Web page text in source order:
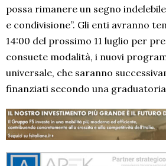
possa rimanere un segno
e condivisione”. Gli enti avranno
14:00 del prossimo 11 luglio per
consuete modalità, i nuovi
universale, che saranno
finanziati secondo una